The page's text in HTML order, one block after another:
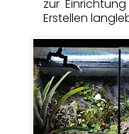
zur
Erstellen